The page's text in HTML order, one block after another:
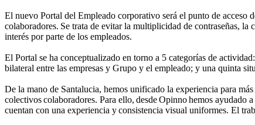
El nuevo Portal del Empleado corporativo será el punto de acceso
colaboradores. Se trata de evitar la multiplicidad de contraseñas,
interés por parte de los empleados.
El Portal se ha conceptualizado en torno a 5 categorías de
bilateral entre las empresas y Grupo y el empleado; y una quinta
De la mano de Santalucia, hemos unificado la experiencia para
colectivos colaboradores. Para ello, desde Opinno hemos
cuentan con una experiencia y consistencia visual uniformes. El